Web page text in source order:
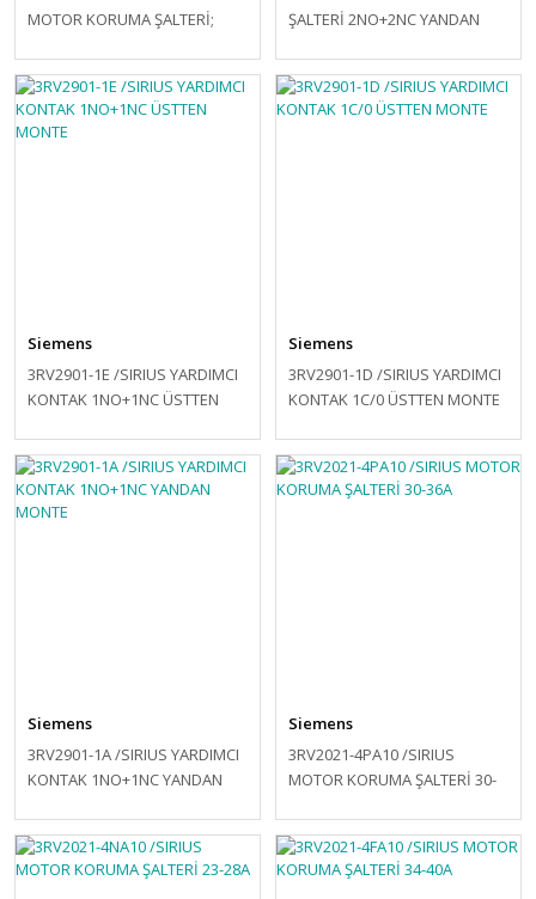
MOTOR KORUMA ŞALTERİ;
KORUMALI; 42-52A; 65kA ; BOY
S2
ŞALTERİ 2NO+2NC YANDAN
Siemens
3RV2901-1E /SIRIUS YARDIMCI
KONTAK 1NO+1NC ÜSTTEN
Siemens
3RV2901-1D /SIRIUS YARDIMCI
KONTAK 1C/0 ÜSTTEN MONTE
Siemens
3RV2901-1A /SIRIUS YARDIMCI
KONTAK 1NO+1NC YANDAN
Siemens
3RV2021-4PA10 /SIRIUS
MOTOR KORUMA ŞALTERİ 30-